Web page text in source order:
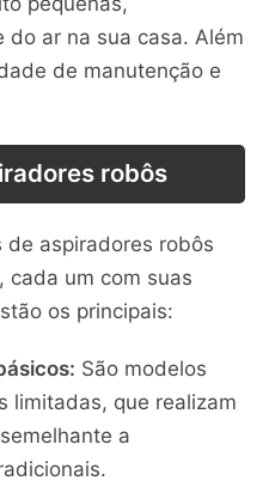
do ar na sua casa. Além
de manutenção e
robôs
aspiradores robôs
cada um com suas
os principais:
São modelos
limitadas, que realizam
a